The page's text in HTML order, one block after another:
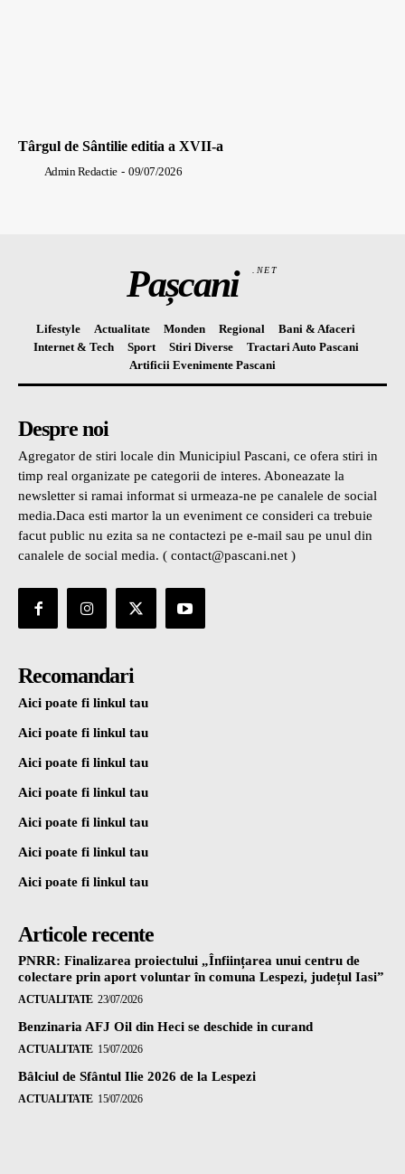
Târgul de Sântilie editia a XVII-a
Admin Redactie - 09/07/2026
Pașcani .NET
Lifestyle Actualitate Monden Regional
Bani & Afaceri
Internet & Tech
Sport Stiri Diverse
Tractari Auto Pascani
Artificii Evenimente Pascani
Despre noi
Agregator de stiri locale din Municipiul Pascani, ce ofera stiri in
timp real organizate pe categorii de interes. Aboneazate la
newsletter si ramai informat si urmeaza-ne pe canalele de social
media.Daca esti martor la un eveniment ce consideri ca trebuie
facut public nu ezita sa ne contactezi pe e-mail sau pe unul din
canalele de social media. ( contact@pascani.net )
Recomandari
Aici poate fi linkul tau
Aici poate fi linkul tau
Aici poate fi linkul tau
Aici poate fi linkul tau
Aici poate fi linkul tau
Aici poate fi linkul tau
Aici poate fi linkul tau
Articole recente
PNRR: Finalizarea proiectului „Înființarea unui centru de
colectare prin aport voluntar în comuna Lespezi, județul Iasi”
ACTUALITATE 23/07/2026
Benzinaria AFJ Oil din Heci se deschide in curand
ACTUALITATE 15/07/2026
Bâlciul de Sfântul Ilie 2026 de la Lespezi
ACTUALITATE 15/07/2026